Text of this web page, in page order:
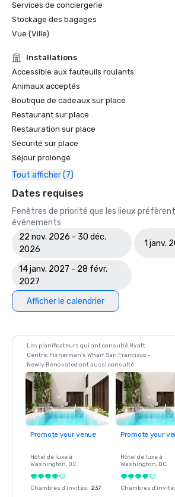
Services de conciergerie
Stockage des bagages
Vue (Ville)
Installations
Accessible aux fauteuils roulants
Animaux acceptés
Boutique de cadeaux sur place
Restaurant sur place
Restauration sur place
Sécurité sur place
Séjour prolongé
Tout afficher (7)
Dates requises
Fenêtres de priorité que les lieux
événements
22 nov. 2026 - 30 déc.
2026
1 janv.
14 janv. 2027 - 28 févr.
2027
Afficher le calendrier
Les planificateurs qui ont consulté Hyatt
Centric Fisherman's Wharf San Francisco -
Newly Renovated ont aussi consulté
Promote your venue
Hôtel de luxe à
Washington, DC
Chambres d'invités: 237
Promote your
Hôtel de luxe à
Washington, DC
Chambres